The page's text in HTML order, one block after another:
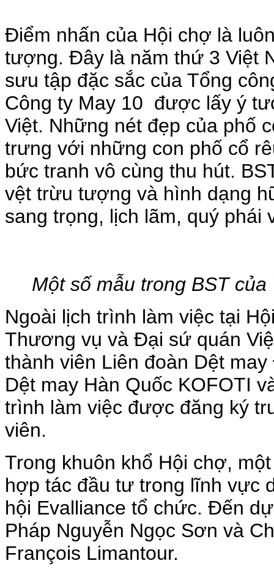
Điểm nhấn của Hội chợ là
tượng. Đây là năm thứ 3 Việt
sưu tập đặc sắc của Tổng
Công ty May 10 được lấy ý
Việt. Những nét đẹp của phố
trưng với những con phố cổ
bức tranh vô cùng thu hút.
vệt trừu tượng và hình dạng
sang trọng, lịch lãm, quý phái
Một số mẫu trong BST
Ngoài lịch trình làm việc tại
Thương vụ và Đại sứ quán
thành viên Liên đoàn Dệt
Dệt may Hàn Quốc KOFOTI
trình làm việc được đăng ký
viên.
Trong khuôn khổ Hội chợ,
hợp tác đầu tư trong lĩnh vực
hội Evalliance tổ chức. Đến
Pháp Nguyễn Ngọc Sơn và
François Limantour.